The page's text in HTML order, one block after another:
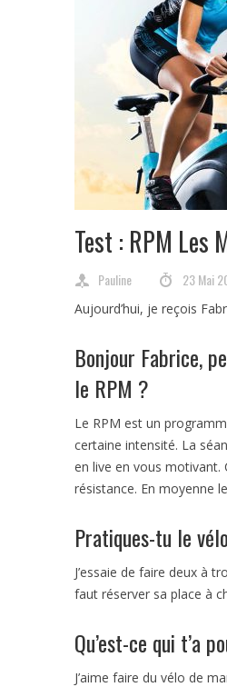
Test : RPM Les
Pauline 23 Mai
Aujourd’hui, je reçois
Bonjour Fabrice,
le RPM ?
Le RPM est un
certaine intensité. La
en live en vous motivant.
résistance. En moyenne
Pratiques-tu le
J’essaie de faire deux à
faut réserver sa place à
Qu’est-ce qui t’a
J’aime faire du vélo de